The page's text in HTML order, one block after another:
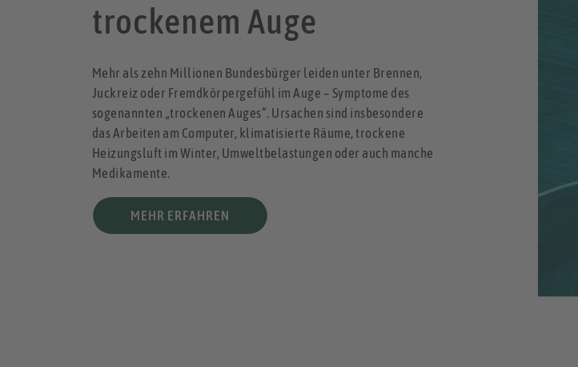
trockenem Auge
Mehr als zehn Millionen Bundesbürger leiden unter Brennen,
Juckreiz oder Fremdkörpergefühl im Auge – Symptome des
sogenannten „trockenen Auges“. Ursachen sind insbesondere
das Arbeiten am Computer, klimatisierte Räume, trockene
Heizungsluft im Winter, Umweltbelastungen oder auch manche
Medikamente.
MEHR ERFAHREN